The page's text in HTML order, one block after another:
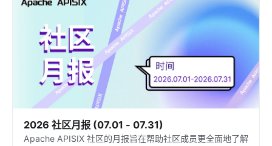
2026 社区月报 (07.01 - 07.31)
Apache APISIX 社区的月报旨在帮助社区成员更全面地了解